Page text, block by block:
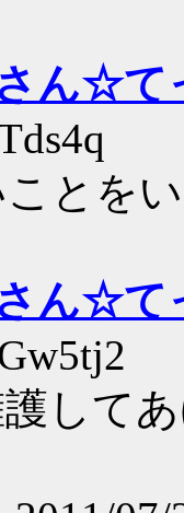
ん☆て
とを
ん☆て
して